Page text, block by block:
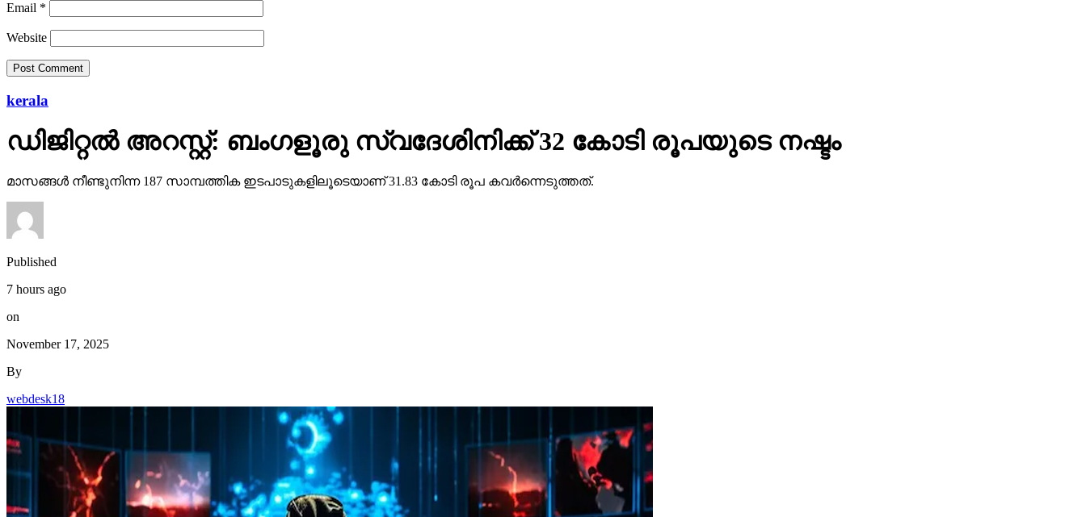
Email *
Website
kerala
ഡിജിറ്റല്‍ അറസ്റ്റ്: ബംഗളൂരു സ്വദേശിനിക്ക് 32 കോടി രൂപയുടെ നഷ്ടം
മാസങ്ങള്‍ നീണ്ടുനിന്ന 187 സാമ്പത്തിക ഇടപാടുകളിലൂടെയാണ് 31.83 കോടി രൂപ കവര്‍ന്നെടുത്തത്.
Published
7 hours ago
on
November 17, 2025
By
webdesk18